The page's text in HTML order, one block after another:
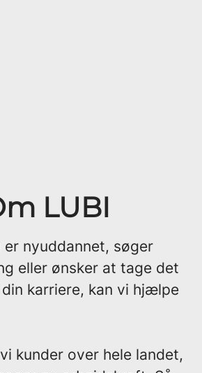
LUBI
er nyuddannet, søger
eller ønsker at tage det
karriere, kan vi hjælpe
kunder over hele landet,